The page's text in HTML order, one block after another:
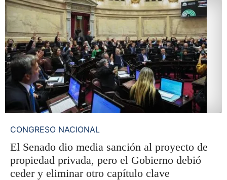
CONGRESO NACIONAL
El Senado dio media sanción al proyecto de
propiedad privada, pero el Gobierno debió
ceder y eliminar otro capítulo clave